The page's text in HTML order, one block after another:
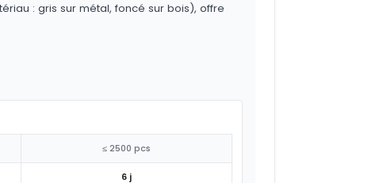
: gris sur métal, foncé sur bois), offre
≤ 2500 pcs
6 j